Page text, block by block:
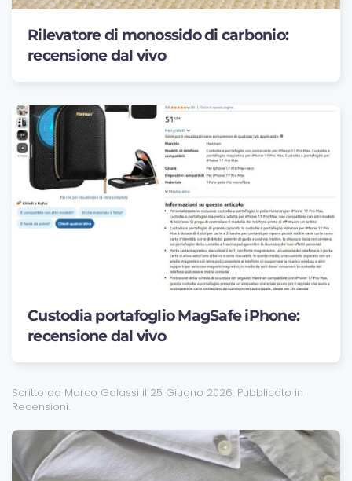
Rilevatore di monossido di carbonio:
recensione dal vivo
Custodia portafoglio MagSafe iPhone:
recensione dal vivo
Scritto da Marco Galassi il 25 Giugno 2026. Pubblicato in
Recensioni.